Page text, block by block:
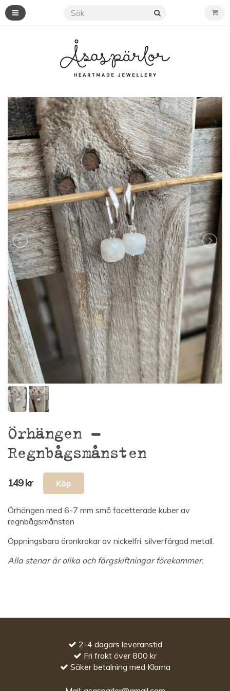
Örhängen –
Regnbågsmånsten
149 kr
Örhängen med 6-7 mm små facetterade kuber av
regnbågsmånsten
Öppningsbara öronkrokar av nickelfri, silverfärgad metall.
Alla stenar är olika och färgskiftningar förekommer.
2-4 dagars leveranstid
Fri frakt över 800 kr
Säker betalning med Klarna